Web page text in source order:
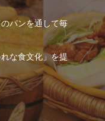
パンを通して毎
な食文化」を提